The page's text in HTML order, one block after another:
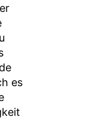
es